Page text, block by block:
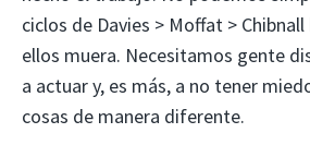
ciclos de Davies > Moffat >
ellos muera. Necesitamos gente
a actuar y, es más, a no tener
cosas de manera diferente.